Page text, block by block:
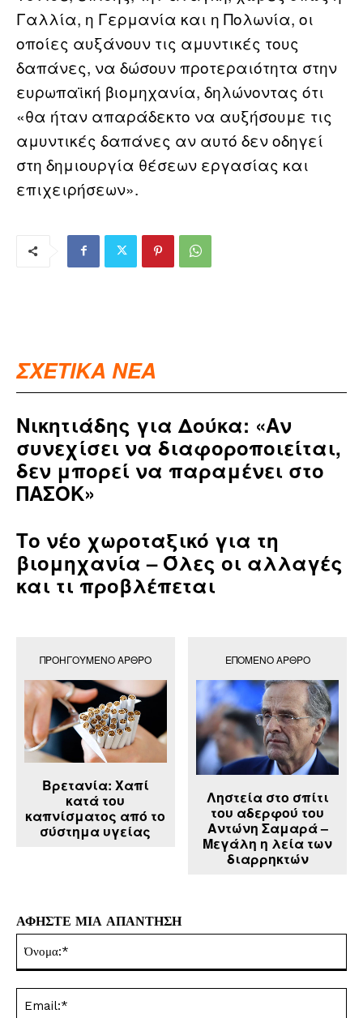
ΣΧΕΤΙΚΑ ΝΕΑ
Νικητιάδης για Δούκα: «Αν
συνεχίσει να διαφοροποιείται,
δεν μπορεί να παραμένει στο
ΠΑΣΟΚ»
Το νέο χωροταξικό για τη
βιομηχανία – Όλες οι αλλαγές
και τι προβλέπεται
Γαλλία, η Γερμανία και η Πολωνία, οι
οποίες αυξάνουν τις αμυντικές τους
δαπάνες, να δώσουν προτεραιότητα στην
ευρωπαϊκή βιομηχανία, δηλώνοντας ότι
«θα ήταν απαράδεκτο να αυξήσουμε τις
αμυντικές δαπάνες αν αυτό δεν οδηγεί
στη δημιουργία θέσεων εργασίας και
επιχειρήσεων».
ΠΡΟΗΓΟΎΜΕΝΟ ΆΡΘΡΟ
Βρετανία: Χαπί
κατά του
καπνίσματος από το
σύστημα υγείας
ΕΠΌΜΕΝΟ ΆΡΘΡΟ
Ληστεία στο σπίτι
του αδερφού του
Αντώνη Σαμαρά –
Μεγάλη η λεία των
διαρρηκτών
ΑΦΗΣΤΕ ΜΙΑ ΑΠΑΝΤΗΣΗ